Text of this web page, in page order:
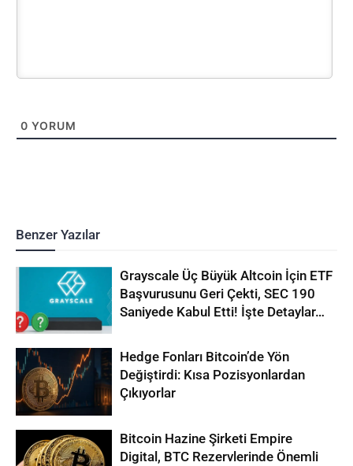
0 YORUM
Benzer Yazılar
Grayscale Üç Büyük Altcoin İçin ETF
Başvurusunu Geri Çekti, SEC 190
Saniyede Kabul Etti! İşte Detaylar…
Hedge Fonları Bitcoin’de Yön
Değiştirdi: Kısa Pozisyonlardan
Çıkıyorlar
Bitcoin Hazine Şirketi Empire
Digital, BTC Rezervlerinde Önemli